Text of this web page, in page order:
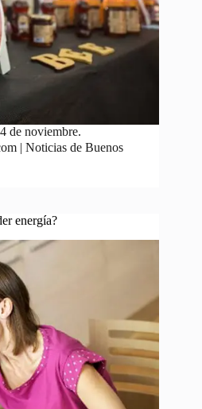
de noviembre.
| Noticias de Buenos
energía?